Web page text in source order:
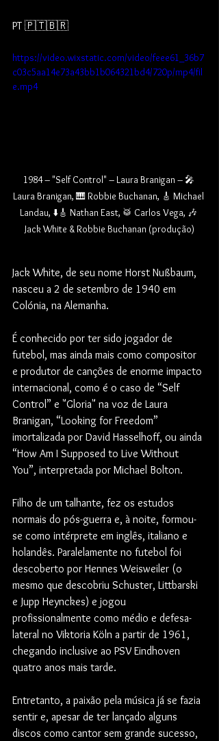
PT 🇵🇹🇧🇷
https://video.wixstatic.com/video/feee61_36b7
c03c5aa14e73a43bb1b064321bd4/720p/mp4/fil
e.mp4
1984 – "Self Control" – Laura Branigan – 🎤
Laura Branigan, 🎹 Robbie Buchanan, 🎸 Michael
Landau, ⬇️🎸 Nathan East, 🥁 Carlos Vega, 🎶
Jack White & Robbie Buchanan (produção)
Jack White, de seu nome Horst Nußbaum,
nasceu a 2 de setembro de 1940 em
Colónia, na Alemanha.
É conhecido por ter sido jogador de
futebol, mas ainda mais como compositor
e produtor de canções de enorme impacto
internacional, como é o caso de “Self
Control” e "Gloria" na voz de Laura
Branigan, “Looking for Freedom”
imortalizada por David Hasselhoff, ou ainda
“How Am I Supposed to Live Without
You”, interpretada por Michael Bolton.
Filho de um talhante, fez os estudos
normais do pós-guerra e, à noite, formou-
se como intérprete em inglês, italiano e
holandês. Paralelamente no futebol foi
descoberto por Hennes Weisweiler (o
mesmo que descobriu Schuster, Littbarski
e Jupp Heynckes) e jogou
profissionalmente como médio e defesa-
lateral no Viktoria Köln a partir de 1961,
chegando inclusive ao PSV Eindhoven
quatro anos mais tarde.
Entretanto, a paixão pela música já se fazia
sentir e, apesar de ter lançado alguns
discos como cantor sem grande sucesso,